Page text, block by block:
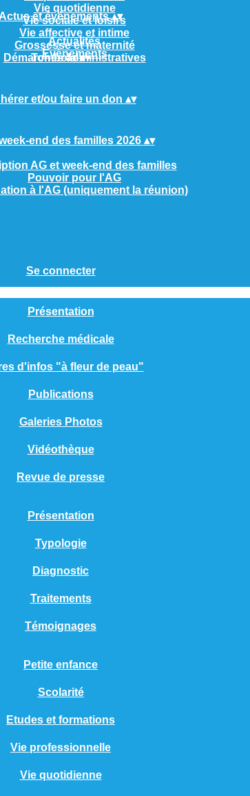
Vie quotidienne
Vie sociale et loisirs
Vie affective et intime
Grossesse et maternité
Démarches administratives
Actus et événements▴▾
Actualités
Evènements
Tombola▴▾
et/ou faire un don ▴▾
end des familles 2026 ▴▾
AG et week-end des familles
Pouvoir pour l'AG
à l'AG (uniquement la réunion)
Se connecter
Présentation
Recherche médicale
d'infos "à fleur de peau"
Publications
Galeries Photos
Vidéothèque
Revue de presse
Présentation
Typologie
Diagnostic
Traitements
Témoignages
Petite enfance
Scolarité
Etudes et formations
Vie professionnelle
Vie quotidienne